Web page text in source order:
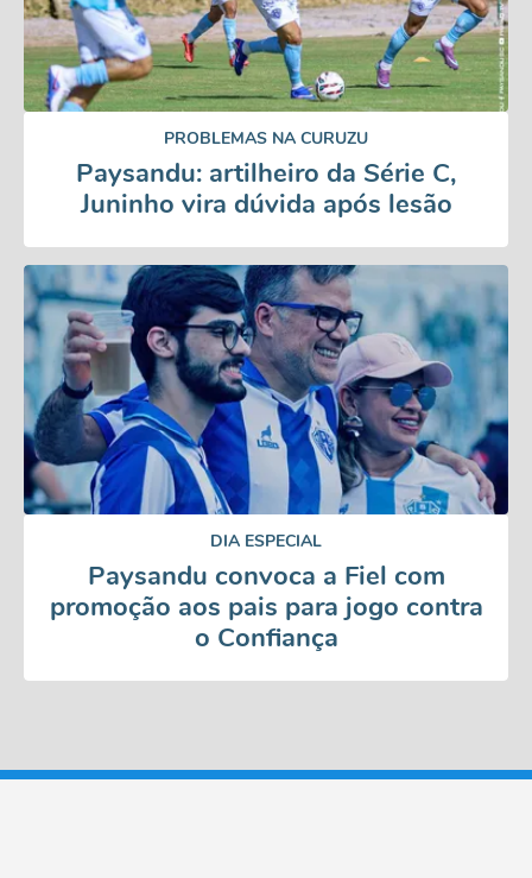
PROBLEMAS NA CURUZU
Paysandu: artilheiro da Série C,
Juninho vira dúvida após lesão
DIA ESPECIAL
Paysandu convoca a Fiel com
promoção aos pais para jogo contra
o Confiança